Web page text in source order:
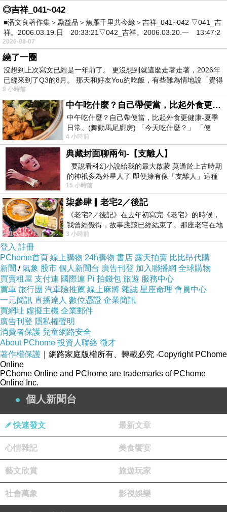
女兒開始露營瘋
好幾次了以後
這次說要帶我去體驗一下露營的樂趣
知道我愛拍照
所以
這次去阿里山露營區
就帶我去散散心、拍拍照
這個營區在山腰上
風景還不錯
光是營區內就拍了不少
清晨
我揹著相機走出營區到處逛逛
就在營區外圍的小路上
◎吉祥_041~042
■潘文良著作集＞勵益品＞魚雁千里共今緣＞吉祥_041~042 ▽041_吉
祥。2006.03.19.日 20:33:21▽042_吉祥。2006.03.20.一 13:47:2
2026-08-07
繞了一圈
沒想到上次寫文已經是一年前了。 更沒想到就這麼走著走著，2026年
已經來到了Q3的8月。 那天和好友You約吃飯，有些難為情地說「覺得
9 小時前
中午吃什麼？自己帶便當，比起外食更健康-夏季日常。(舞動馬尾廚房)
中午吃什麼？自己帶便當，比起外食更健康-夏季
日常。(舞動馬尾廚房) 「今天吃什麼？」 「便
當？麵？還是炒飯？」 每天都在選擇
4 小時前
典藏封面聊兩句-【支離人】
要說看科幻小說給我的最大啟蒙 莫過於上古時期
的神祇多為外星人了 即便擁有像「支離人」這種
驚世駭俗的神通法門 也未必讀
15 小時前
柒參肆▎老宅2／後記
《老宅2／後記》在去年初寫完《老宅》的時候，
我曾經覺得，故事應該已經結束了。那座老宅在地
震中倒塌，七個人終於離開那片黑暗，
3 小時前
登入 註冊
PChome首頁 線上購物 24h購物 書店 露天拍賣 比比昂代購
新聞 /氣象 股市 個人新聞台 廣告刊登 加入聯播網 全球購物
買賣租屋 支付連 國際連 Pi 拍錢包 旅遊 服務中心
買車 旅行團 汽車險推薦 線上麻將 雜誌 星座命理 會員中心
一元簡訊 直播達人 數位憑證 企業簡訊
買網址 虛擬主機 企業郵件
廣告刊登 隱私權聲明
消費者保護 兒童網路安全
About PChome 投資人聯絡 徵才
著作權保護 ｜網路家庭版權所有、轉載必究 ‧Copyright PChome
Online
PChome Online and PChome are trademarks of PChome
Online Inc.
個人新聞台
快速發文 最新文章
心情雜記 美食饗宴
藝文欣賞 旅遊玩家
社會萬象 影視娛樂